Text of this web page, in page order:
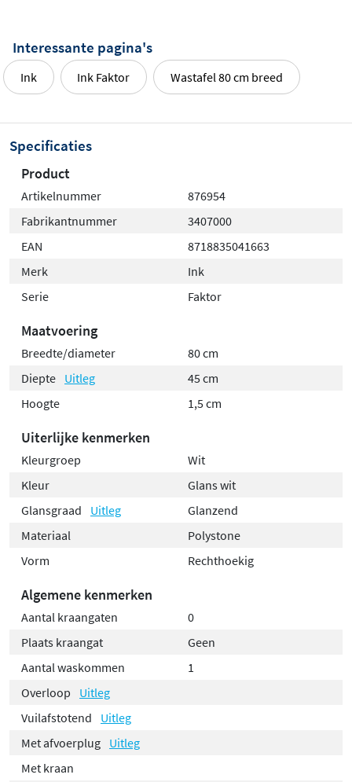
Interessante pagina's
Ink Ink Faktor Wastafel 80 cm breed
Specificaties
Product
Artikelnummer
876954
Fabrikantnummer
3407000
EAN
8718835041663
Merk
Ink
Serie
Faktor
Maatvoering
Breedte/diameter
80 cm
Diepte Uitleg
45 cm
Hoogte
1,5 cm
Uiterlijke kenmerken
Kleurgroep
Wit
Kleur
Glans wit
Glansgraad
Uitleg
Glanzend
Materiaal
Polystone
Vorm
Rechthoekig
Algemene kenmerken
Aantal kraangaten
0
Plaats kraangat
Geen
Aantal waskommen
1
Overloop
Uitleg
Vuilafstotend
Uitleg
Met afvoerplug Uitleg
Met kraan